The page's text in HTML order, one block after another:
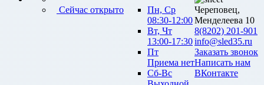
Сейчас открыто
Пн, Ср
08:30-12:00
Вт, Чт
13:00-17:30
Пт
Приема нет
Сб-Вс
Череповец,
Менделеева 10
8(8202) 201-901
info@sled35.ru
Заказать звонок
Написать нам
ВКонтакте